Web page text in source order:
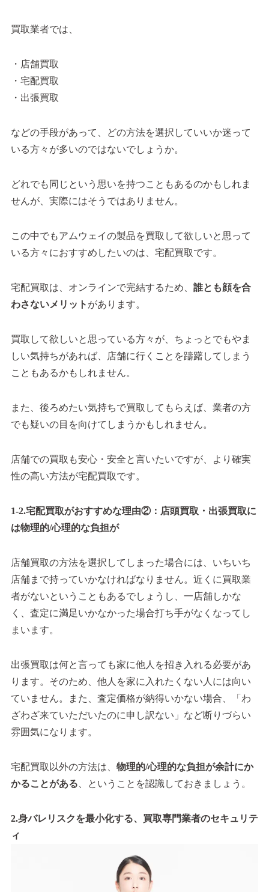
買取業者では、
・店舗買取
・宅配買取
・出張買取
などの手段があって、どの方法を選択していいか迷って
いる方々が多いのではないでしょうか。
どれでも同じという思いを持つこともあるのかもしれま
せんが、実際にはそうではありません。
この中でもアムウェイの製品を買取して欲しいと思って
いる方々におすすめしたいのは、宅配買取です。
宅配買取は、オンラインで完結するため、 誰とも顔を合
わさないメリット があります。
買取して欲しいと思っている方々が、ちょっとでもやま
しい気持ちがあれば、店舗に行くことを躊躇してしまう
こともあるかもしれません。
また、後ろめたい気持ちで買取してもらえば、業者の方
でも疑いの目を向けてしまうかもしれません。
店舗での買取も安心・安全と言いたいですが、より確実
性の高い方法が宅配買取です。
1-2.宅配買取がおすすめな理由②：店頭買取・出張買取に
は物理的/心理的な負担が
店舗買取の方法を選択してしまった場合には、いちいち
店舗まで持っていかなければなりません。近くに買取業
者がないということもあるでしょうし、一店舗しかな
く、査定に満足いかなかった場合打ち手がなくなってし
まいます。
出張買取は何と言っても家に他人を招き入れる必要があ
ります。そのため、他人を家に入れたくない人には向い
ていません。また、査定価格が納得いかない場合、「わ
ざわざ来ていただいたのに申し訳ない」など断りづらい
雰囲気になります。
宅配買取以外の方法は、 物理的/心理的な負担が余計にか
かることがある 、ということを認識しておきましょう。
2.身バレリスクを最小化する、買取専門業者のセキュリテ
ィ